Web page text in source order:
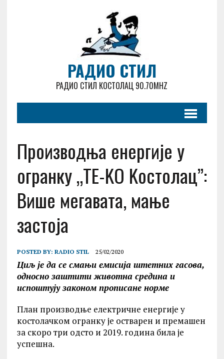
РАДИО СТИЛ
РАДИО СТИЛ КОСТОЛАЦ 90.70MHZ
Производња енергије у
огранку „ТЕ-KО Kостолац”:
Више мегавата, мање
застоја
POSTED BY: RADIO STIL 25/02/2020
Циљ је да се смањи емисија штетних гасова,
односно заштити животна средина и
испоштују законом прописане норме
План производње електричне енергије у
костолачком огранку је остварен и премашен
за скоро три одсто и 2019. година била је
успешна.